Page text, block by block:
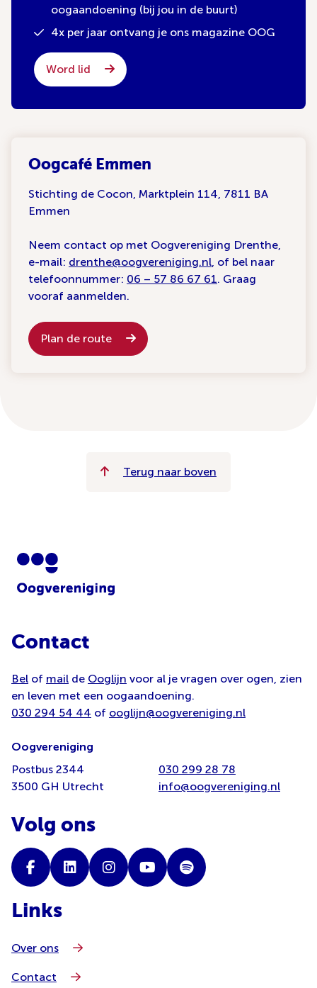
oogaandoening (bij jou in de buurt)
4x per jaar ontvang je ons magazine OOG
Word lid
Oogcafé Emmen
Stichting de Cocon, Marktplein 114, 7811 BA
Emmen
Neem contact op met Oogvereniging Drenthe,
e-mail: drenthe@oogvereniging.nl, of bel naar
telefoonnummer: 06 – 57 86 67 61. Graag
vooraf aanmelden.
Plan de route
Terug naar boven
Contact
Bel of mail de Ooglijn voor al je vragen over ogen, zien
en leven met een oogaandoening.
030 294 54 44 of ooglijn@oogvereniging.nl
Oogvereniging
Postbus 2344
3500 GH Utrecht
030 299 28 78
info@oogvereniging.nl
Volg ons
Links
Over ons
Contact